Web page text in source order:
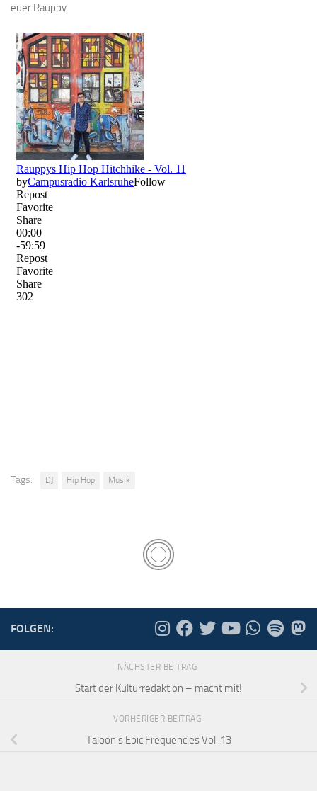
euer Rauppy
Tags: DJ Hip Hop Musik
FOLGEN:
NÄCHSTER BEITRAG
Start der Kulturredaktion – macht mit!
VORHERIGER BEITRAG
Taloon’s Epic Frequencies Vol. 13